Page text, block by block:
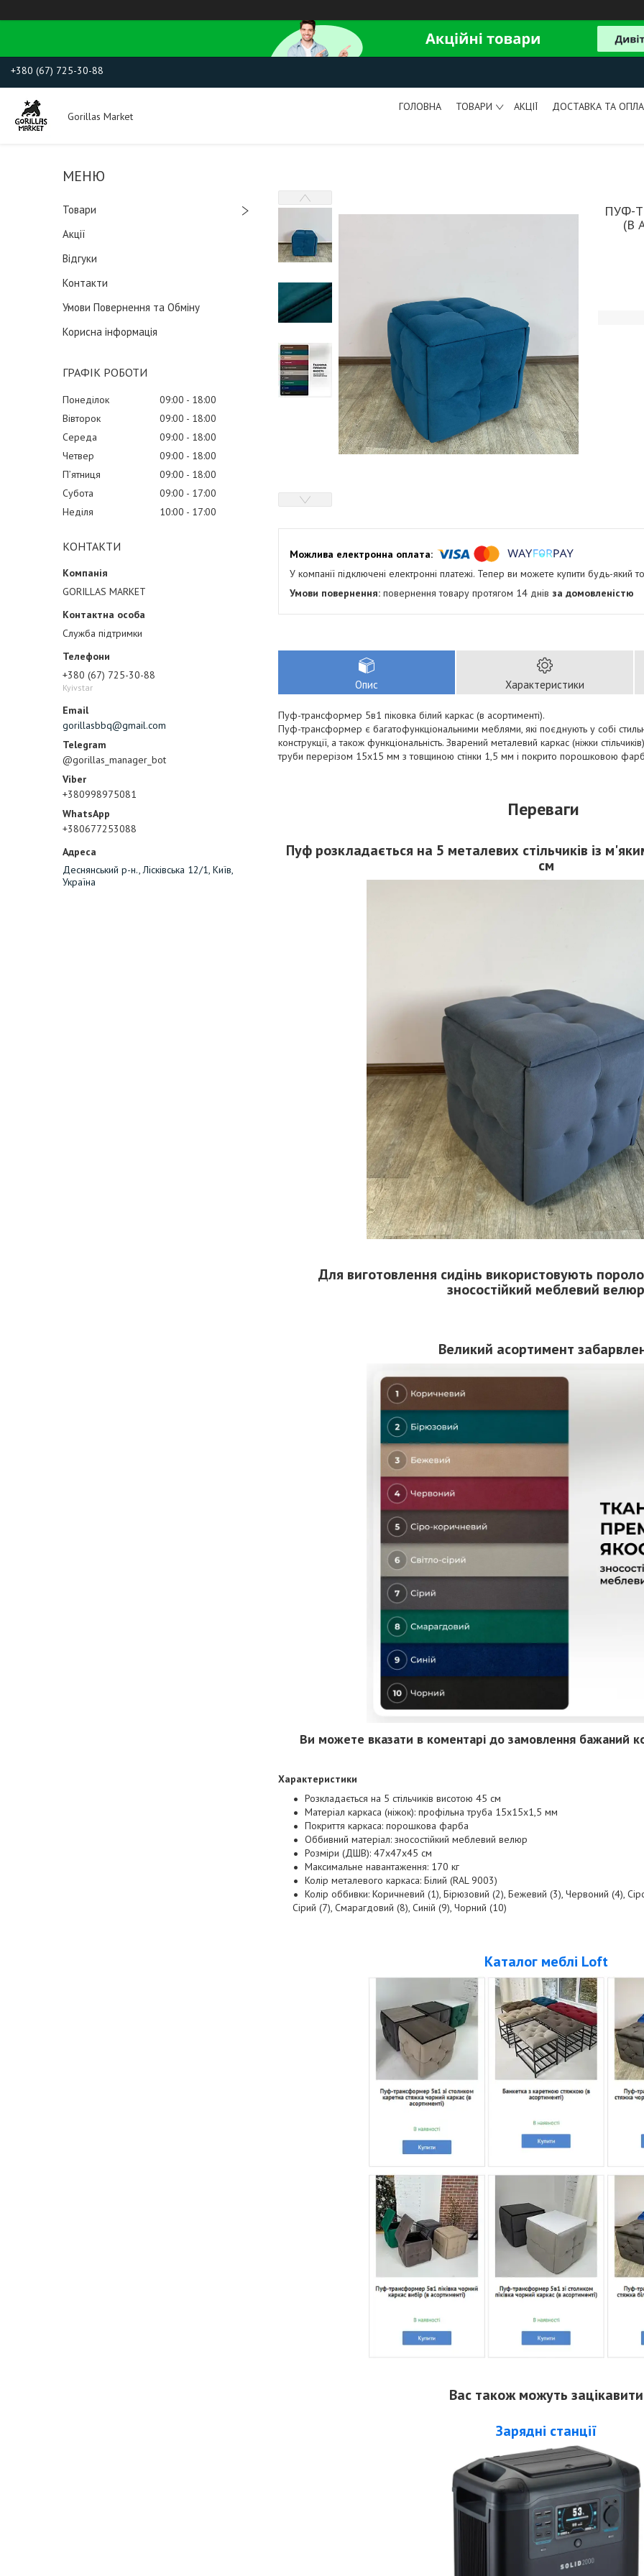
+380 (67) 725-30-88
Gorillas Market
ГОЛОВНА ТОВАРИ АКЦІЇ ДОСТАВКА ТА
Товари
Акції
Відгуки
Контакти
Умови Повернення та Обміну
Корисна інформація
ГРАФІК РОБОТИ
Понеділок 09:00
18:00
Вівторок
09:00
18:00
Середа
09:00
18:00
Четвер
09:00
18:00
Пʼятниця
09:00
18:00
Субота
09:00
17:00
Неділя
10:00 17:00
КОНТАКТИ
GORILLAS MARKET
Служба підтримки
+380 (67) 725-30-88
Kyivstar
gorillasbbq@gmail.com
@gorillas_manager_bot
+380998975081
+380677253088
Деснянський р-н., Лісківська 12/1, Київ,
Україна
ПУФ-
(В
У компанії підключені електронні платежі. Тепер ви можете купити будь-який
повернення товару протягом 14 днів за домовленістю
Опис Характеристики
Пуф-трансформер 5в1 піковка білий каркас (в асортименті).
Пуф-трансформер є багатофункціональними меблями, які поєднують у собі
конструкції, а також функціональність. Зварений металевий каркас (ніжки
труби перерізом 15х15 мм з товщиною стінки 1,5 мм і покрито порошковою
Переваги
Пуф розкладається на 5 металевих стільчиків із
см
Для виготовлення сидінь використовують
зносостійкий меблевий велюр
Великий асортимент
Ви можете вказати в коментарі до замовлення бажаний
Характеристики
Розкладається на 5 стільчиків висотою 45 см
Матеріал каркаса (ніжок): профільна труба 15х15х1,5 мм
Покриття каркаса: порошкова фарба
Оббивний матеріал: зносостійкий меблевий велюр
Розміри (ДШВ): 47х47х45 см
Максимальне навантаження: 170 кг
Колір металевого каркаса: Білий (RAL 9003)
Колір оббивки: Коричневий (1), Бірюзовий (2), Бежевий (3), Червоний (4),
Сірий (7), Смарагдовий (8), Синій (9), Чорний (10)
Каталог меблі Loft
Вас також можуть зацікавити
Зарядні станції